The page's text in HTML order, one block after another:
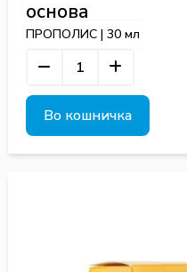
основа
ПРОПОЛИС | 30 мл
Во кошничка